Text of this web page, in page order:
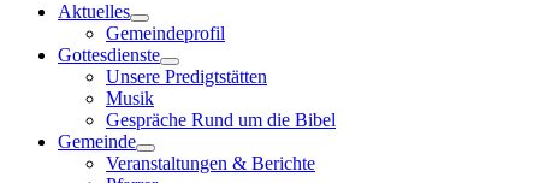
Aktuelles
Gemeindeprofil
Gottesdienste
Unsere Predigtstätten
Musik
Gespräche Rund um die Bibel
Gemeinde
Veranstaltungen & Berichte